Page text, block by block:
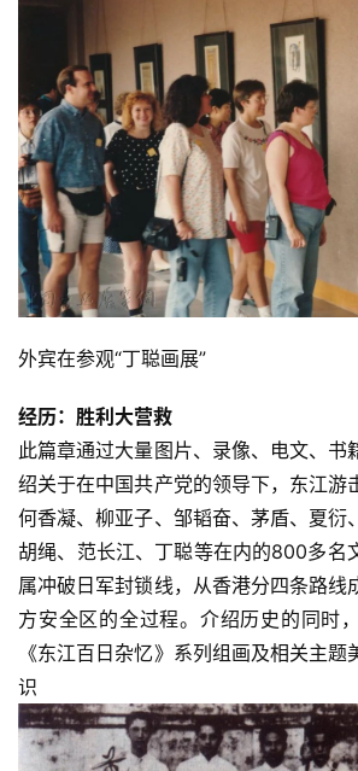
外宾在参观“丁聪画展”
经历：胜利大营救
此篇章通过大量图片、录像、电文、书
绍关于在中国共产党的领导下，东江游
何香凝、柳亚子、邹韬奋、茅盾、夏衍
胡绳、范长江、丁聪等在内的800多名
属冲破日军封锁线，从香港分四条路线
方安全区的全过程。介绍历史的同时
《东江百日杂忆》系列组画及相关主题
识